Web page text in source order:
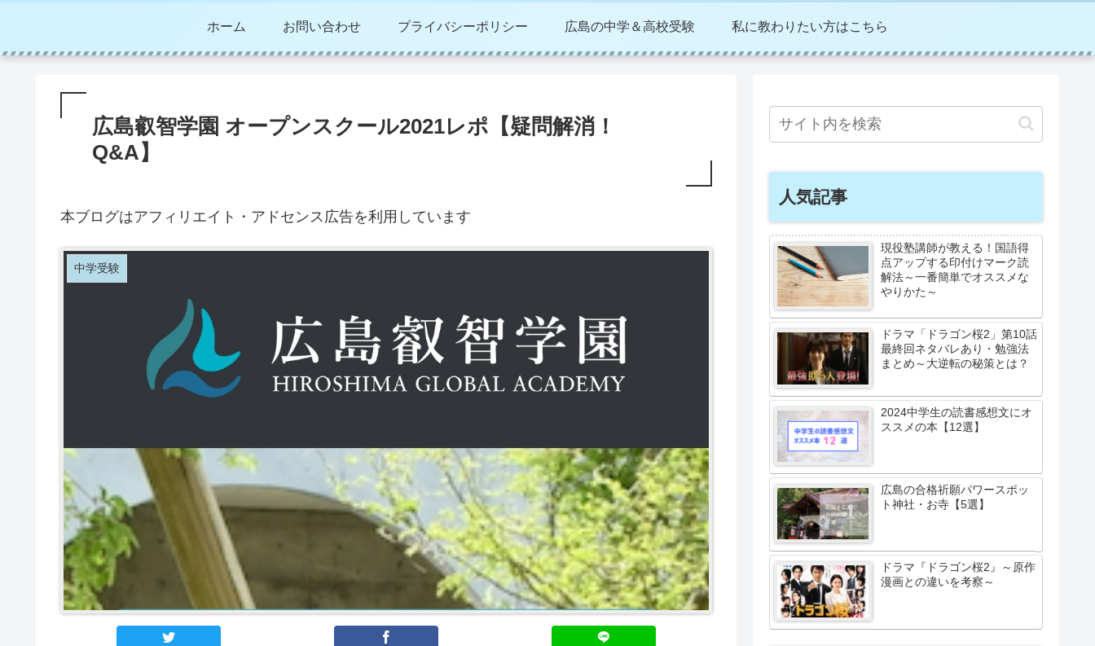
ホーム お問い合わせ プライバシーポリシー 広島の中学＆高校受験 私に教わりたい方はこちら
広島叡智学園 オープンスクール2021レポ【疑問解消！
Q&A】
本ブログはアフィリエイト・アドセンス広告を利用しています
中学受験
人気記事
現役塾講師が教える！国語得
点アップする印付けマーク読
解法～一番簡単でオススメな
やりかた～
ドラマ「ドラゴン桜2」第10話
最終回ネタバレあり・勉強法
まとめ～大逆転の秘策とは？
2024中学生の読書感想文にオ
ススメの本【12選】
広島の合格祈願パワースポッ
ト神社・お寺【5選】
ドラマ『ドラゴン桜2』～原作
漫画との違いを考察～